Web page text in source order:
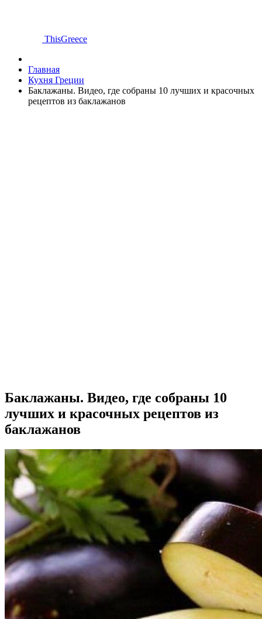
ThisGreece
Главная
Кухня Греции
Баклажаны. Видео, где собраны 10 лучших и красочных
рецептов из баклажанов
Баклажаны. Видео, где собраны 10
лучших и красочных рецептов из
баклажанов